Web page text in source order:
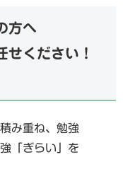
方へ
せください！
み重ね、勉強
「ぎらい」を